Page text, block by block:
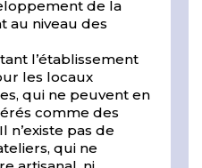
de la
au niveau des
l’établissement
les locaux
qui ne peuvent en
comme des
n’existe pas de
qui ne